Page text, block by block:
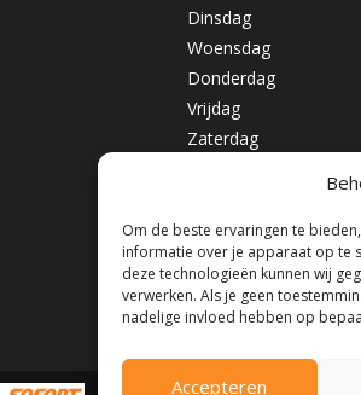
Om de beste ervaringen te
informatie over je apparaat op te
deze technologieën kunnen wij
verwerken. Als je geen
nadelige invloed hebben op
Accepteren
Dinsdag
Woensdag
Donderdag
Vrijdag
Zaterdag